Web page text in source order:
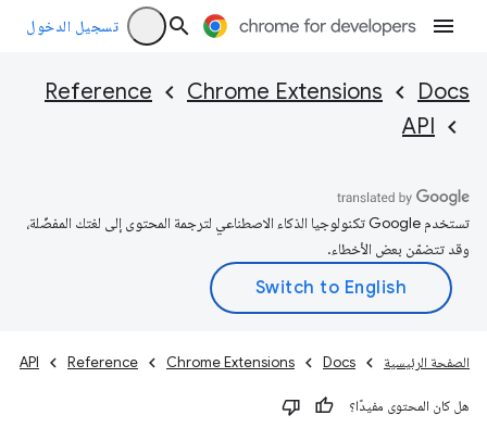
تسجيل الدخول
Docs
Chrome Extensions
Reference
API
تستخدم Google تكنولوجيا الذكاء الاصطناعي لترجمة المحتوى إلى لغتك المفضّلة،
وقد تتضمّن بعض الأخطاء.
الصفحة الرئيسية Docs
Chrome Extensions
Reference
API
هل كان المحتوى مفيدًا؟